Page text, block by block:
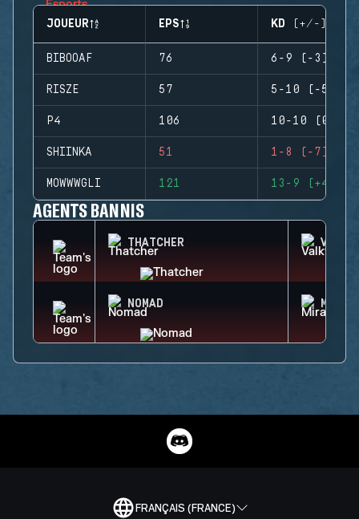
JOUEUR EPS KD (+/-)
BIBOOAF 76 6-9 (-3)
RISZE 57 5-10 (-5)
P4 106 10-10 (0)
SHIINKA 51 1-8 (-7)
MOWWWGLI 121 13-9 (+4)
AGENTS BANNIS
THATCHER
NOMAD MIRA
FRANÇAIS (FRANCE)